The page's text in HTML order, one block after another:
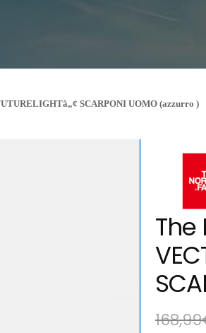
SCARPONI UOMO (azzurro )
The
168,99